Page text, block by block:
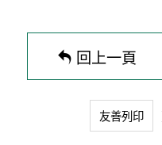
回上一頁
友善列印